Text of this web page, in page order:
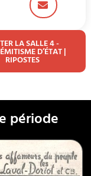
LA SALLE 4 -
D’ÉTAT |
RIPOSTES
période